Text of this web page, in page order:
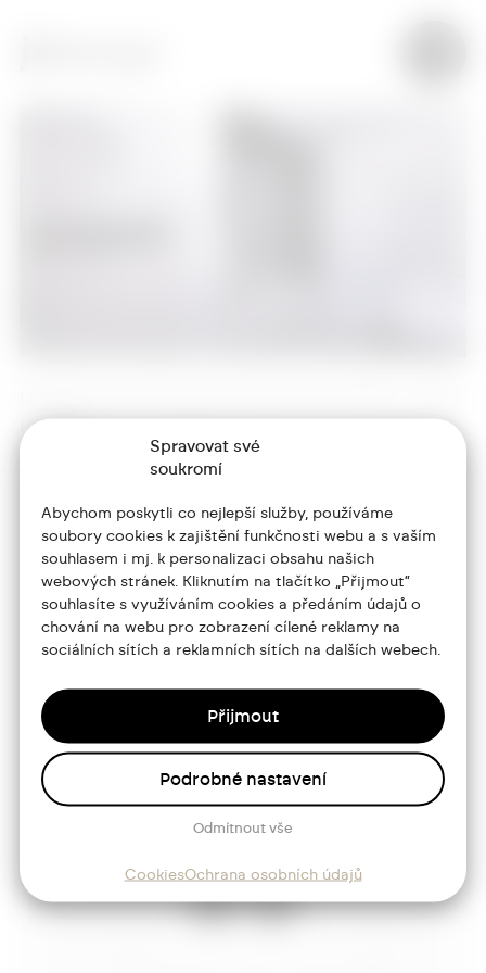
Spravovat své
soukromí
Abychom poskytli co nejlepší služby, používáme
soubory cookies k zajištění funkčnosti webu a s vaším
souhlasem i mj. k personalizaci obsahu našich
webových stránek. Kliknutím na tlačítko „Přijmout“
souhlasíte s využíváním cookies a předáním údajů o
chování na webu pro zobrazení cílené reklamy na
sociálních sítích a reklamních sítích na dalších webech.
Přijmout
Odmítnout vše
Podrobné nastavení
CookiesOchrana osobních údajů
interiér
Portfolio
O mně
Blog
Kontakt
+420 773 986 416
jtdesign@joseftrakal.cz